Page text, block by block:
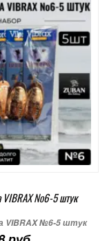
VIBRAX №6-5 штук
VIBRAX №6-5 штук